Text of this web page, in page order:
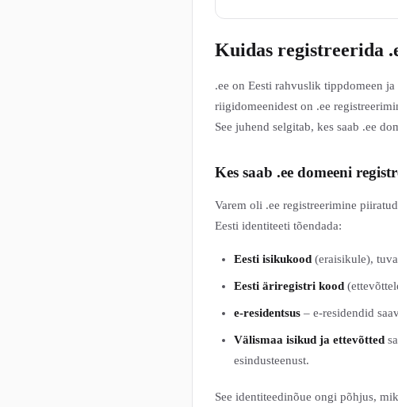
Kuidas registreerida
.ee on Eesti rahvuslik tippdomeen
riigidomeenidest on .ee
See juhend selgitab, kes saab .ee
Kes saab .ee domeeni
Varem oli .ee registreerimine
Eesti identiteeti tõendada:
Eesti isikukood (eraisikule),
Eesti äriregistri kood
e-residentsus – e-residendid
Välismaa isikud ja ettevõtted
esindusteenust.
See identiteedinõue ongi põhjus,